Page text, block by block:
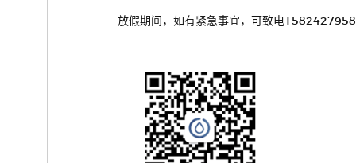
放假期间，如有紧急事宜，可致电